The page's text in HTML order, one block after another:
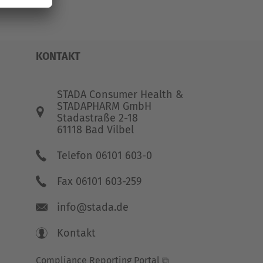
KONTAKT
STADA Consumer Health &
STADAPHARM GmbH
Stadastraße 2-18
61118 Bad Vilbel
Telefon 06101 603-0
Fax 06101 603-259
info@stada.de
Kontakt
Compliance Reporting Portal ⧉